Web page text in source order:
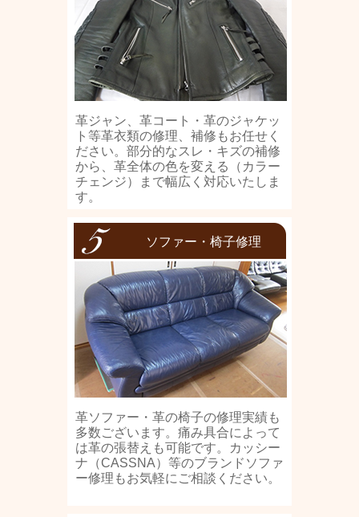
革ジャン、革コート・革のジャケッ
ト等革衣類の修理、補修もお任せく
ださい。部分的なスレ・キズの補修
から、革全体の色を変える（カラー
チェンジ）まで幅広く対応いたしま
す。
ソファー・椅子修理
革ソファー・革の椅子の修理実績も
多数ございます。痛み具合によって
は革の張替えも可能です。カッシー
ナ（CASSNA）等のブランドソファ
ー修理もお気軽にご相談ください。